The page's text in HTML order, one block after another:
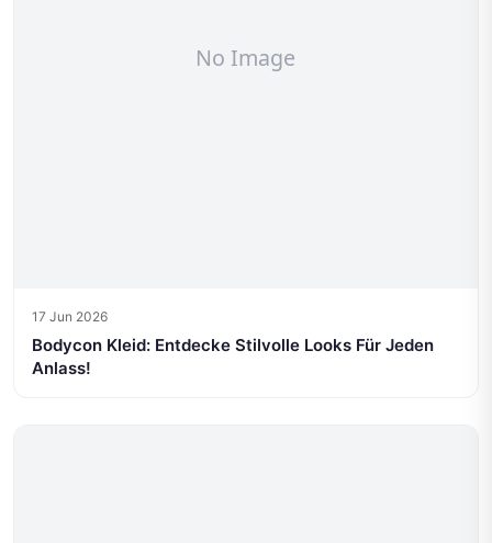
17 Jun 2026
Bodycon Kleid: Entdecke Stilvolle Looks Für Jeden
Anlass!